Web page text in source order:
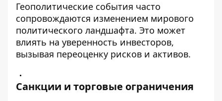
Геополитические события часто
сопровождаются изменением мирового
политического ландшафта. Это может
влиять на уверенность инвесторов,
вызывая переоценку рисков и активов.
Санкции и торговые ограничения